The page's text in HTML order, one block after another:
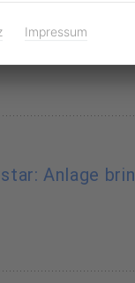
Umlauf
Anlage
Impressum